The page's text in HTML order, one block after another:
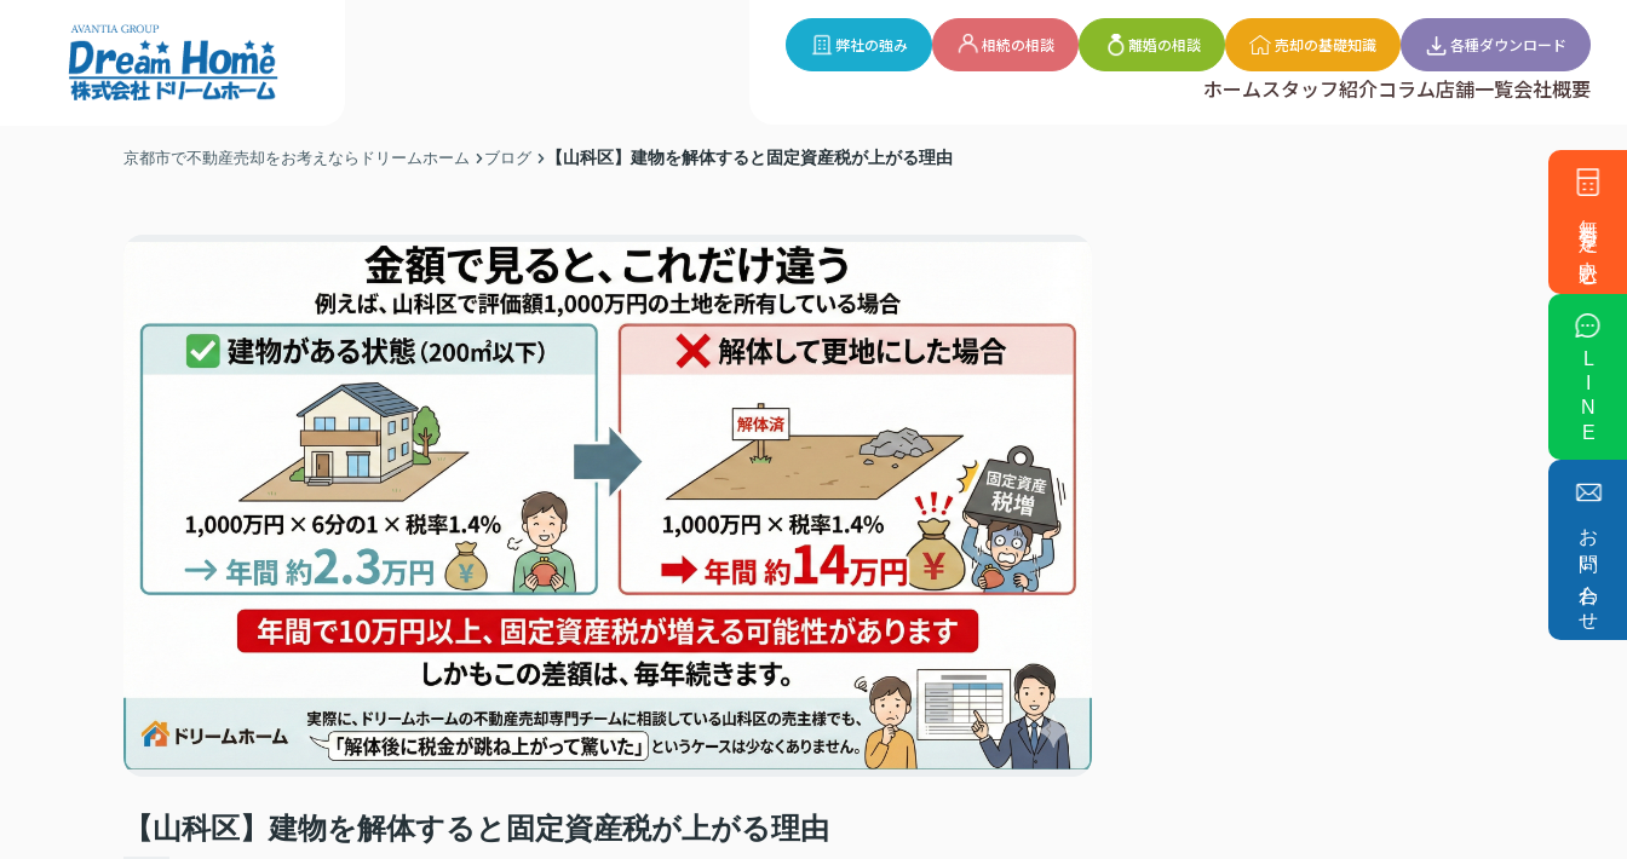
弊社の強み 相続の相談 離婚の相談 売却の基礎知識 各種ダウンロード
ホームスタッフ紹介コラム店舗一覧会社概要
京都市で不動産売却をお考えならドリームホーム ブログ ️【山科区】建物を解体すると固定資産税が上がる理由
️【山科区】建物を解体すると固定資産税が上がる理由
無料査定を申込む
LINE
お問い合わせ